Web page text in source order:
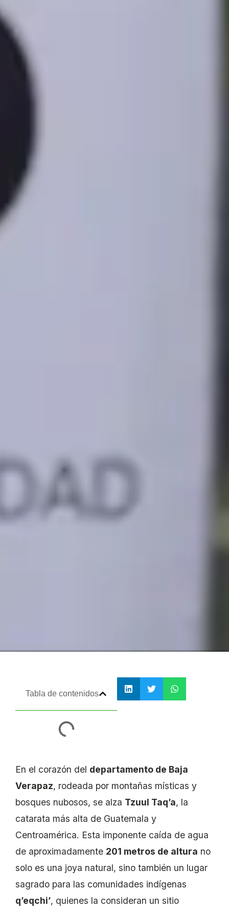
Tabla de contenidos
En el corazón del departamento de Baja
Verapaz, rodeada por montañas místicas y
bosques nubosos, se alza Tzuul Taq’a, la
catarata más alta de Guatemala y
Centroamérica. Esta imponente caída de agua
de aproximadamente 201 metros de altura no
solo es una joya natural, sino también un lugar
sagrado para las comunidades indígenas
q’eqchi’, quienes la consideran un sitio